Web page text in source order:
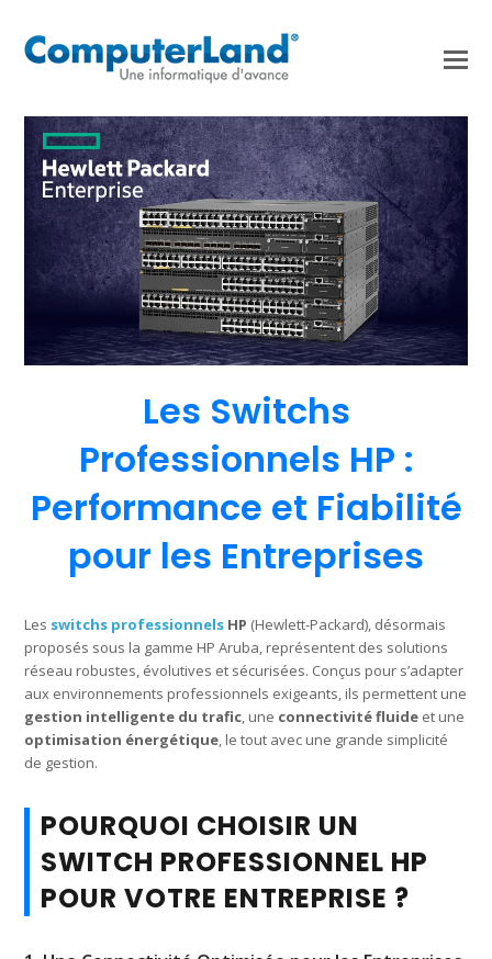
Les Switchs
Professionnels HP :
Performance et Fiabilité
pour les Entreprises
Les switchs professionnels HP (Hewlett-Packard), désormais
proposés sous la gamme HP Aruba, représentent des solutions
réseau robustes, évolutives et sécurisées. Conçus pour s’adapter
aux environnements professionnels exigeants, ils permettent une
gestion intelligente du trafic, une connectivité fluide et une
optimisation énergétique, le tout avec une grande simplicité
de gestion.
POURQUOI CHOISIR UN
SWITCH PROFESSIONNEL HP
POUR VOTRE ENTREPRISE ?